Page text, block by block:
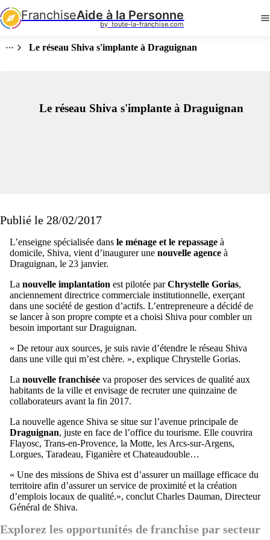
FranchiseAide à la Personne
by  toute-la-franchise.com
Le réseau Shiva s'implante à Draguignan
Le réseau Shiva s'implante à Draguignan
Publié le 28/02/2017
L’enseigne spécialisée dans le ménage et le repassage à
domicile, Shiva, vient d’inaugurer une nouvelle agence à
Draguignan, le 23 janvier.
La nouvelle implantation est pilotée parChrystelle Gorias,
anciennement directrice commerciale institutionnelle, exerçant
dans une société de gestion d’actifs. L’entrepreneure a décidé de
se lancer à son propre compte et a choisi Shiva pour combler un
besoin important sur Draguignan.
« De retour aux sources, je suis ravie d’étendre le réseau Shiva
dans une ville qui m’est chère. », explique Chrystelle Gorias.
La nouvelle franchisée va proposer des services de qualité aux
habitants de la ville et envisage de recruter une quinzaine de
collaborateurs avant la fin 2017.
La nouvelle agence Shiva se situe sur l’avenue principale de
Draguignan, juste en face de l’office du tourisme. Elle couvrira
Flayosc, Trans-en-Provence, la Motte, les Arcs-sur-Argens,
Lorgues, Taradeau, Figanière et Chateaudouble…
« Une des missions de Shiva est d’assurer un maillage efficace du
territoire afin d’assurer un service de proximité et la création
d’emplois locaux de qualité.», conclut Charles Dauman, Directeur
Général de Shiva.
Explorez les opportunités de franchise par secteur